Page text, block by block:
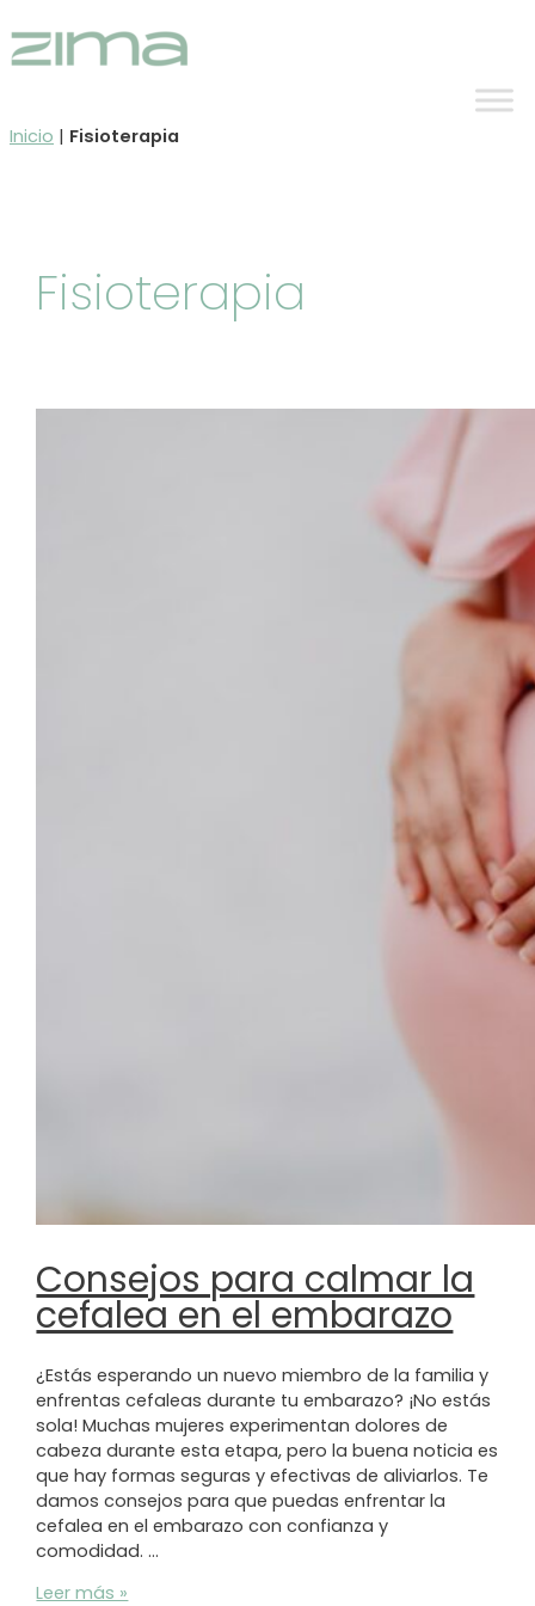
al
contenido
Inicio | Fisioterapia
Fisioterapia
Consejos para calmar la
cefalea en el embarazo
¿Estás esperando un nuevo miembro de la familia y
enfrentas cefaleas durante tu embarazo? ¡No estás
sola! Muchas mujeres experimentan dolores de
cabeza durante esta etapa, pero la buena noticia es
que hay formas seguras y efectivas de aliviarlos. Te
damos consejos para que puedas enfrentar la
cefalea en el embarazo con confianza y
comodidad. …
Consejos
Leer más »